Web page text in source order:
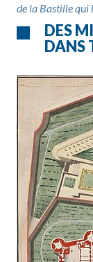
de la Bastille qui
DES
DANS